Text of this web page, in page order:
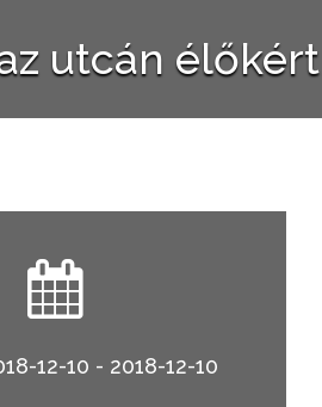
utcán élőkért
12-10 - 2018-12-10